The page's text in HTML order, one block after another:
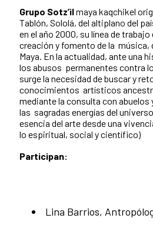
Grupo Sotz’ilmaya kaqchikel
Tablón, Sololá, del altiplano del
en el año 2000, su línea de
creación y fomento de la música,
Maya. En la actualidad, ante una
los abusos permanentes contra
surge la necesidad de buscar y
conocimientos artísticos
mediante la consulta con abuelos
las sagradas energías del
esencia del arte desde una
lo espiritual, social y científico)
Participan:
Lina Barrios,